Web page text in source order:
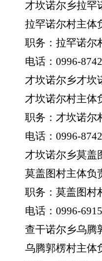
才坎诺尔乡拉罕
拉罕诺尔村主体
职务：拉罕诺尔
电话： 0996-
才坎诺尔乡才坎
才坎诺尔村主体
职务：才坎诺尔
电话： 0996-
才坎诺尔乡莫盖
莫盖图村主体负
职务：莫盖图村
电话： 0996-
查干诺尔乡乌腾
乌腾郭楞村主体